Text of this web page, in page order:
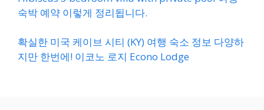
숙박 예약 이렇게 정리됩니다.
확실한 미국 케이브 시티 (KY) 여행 숙소 정보 다양하
지만 한번에! 이코노 로지 Econo Lodge